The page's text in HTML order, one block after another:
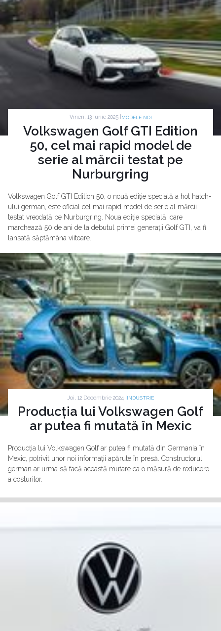
Vineri, 13 Iunie 2025 | MODELE NOI
Volkswagen Golf GTI Edition
50, cel mai rapid model de
serie al mărcii testat pe
Nurburgring
Volkswagen Golf GTI Edition 50, o nouă ediție specială a hot hatch-
ului german, este oficial cel mai rapid model de serie al mărcii
testat vreodată pe Nurburgring. Noua ediție specială, care
marchează 50 de ani de la debutul primei generații Golf GTI, va fi
lansată săptămâna viitoare.
Joi, 12 Decembrie 2024 | INDUSTRIE
Producția lui Volkswagen Golf
ar putea fi mutată în Mexic
Producția lui Volkswagen Golf ar putea fi mutată din Germania în
Mexic, potrivit unor noi informații apărute în presă. Constructorul
german ar urma să facă această mutare ca o măsură de reducere
a costurilor.